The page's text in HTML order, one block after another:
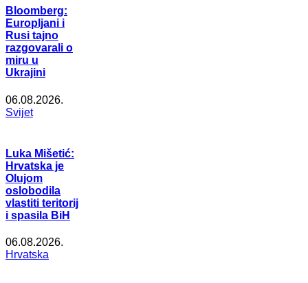
Bloomberg:
Europljani i
Rusi tajno
razgovarali o
miru u
Ukrajini
06.08.2026.
Svijet
Luka Mišetić:
Hrvatska je
Olujom
oslobodila
vlastiti teritorij
i spasila BiH
06.08.2026.
Hrvatska